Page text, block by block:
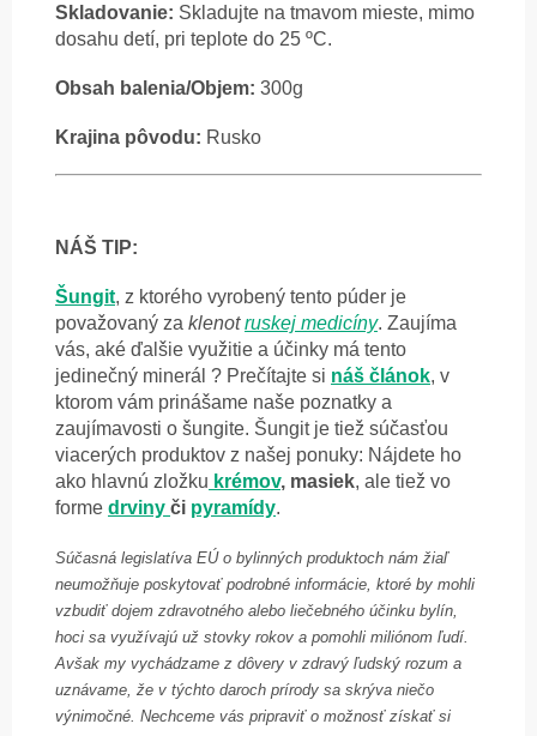
Skladovanie: Skladujte na tmavom mieste, mimo
dosahu detí, pri teplote do 25 ºC.
Obsah balenia/Objem: 300g
Krajina pôvodu: Rusko
NÁŠ TIP:
Šungit, z ktorého vyrobený tento púder je
považovaný za klenotruskej medicíny. Zaujíma
vás, aké ďalšie využitie a účinky má tento
jedinečný minerál ? Prečítajte si náš článok, v
ktorom vám prinášame naše poznatky a
zaujímavosti o šungite. Šungit je tiež súčasťou
viacerých produktov z našej ponuky: Nájdete ho
ako hlavnú zložku krémov, masiek, ale tiež vo
forme drviny či pyramídy.
Súčasná legislatíva EÚ o bylinných produktoch nám žiaľ
neumožňuje poskytovať podrobné informácie, ktoré by mohli
vzbudiť dojem zdravotného alebo liečebného účinku bylín,
hoci sa využívajú už stovky rokov a pomohli miliónom ľudí.
Avšak my vychádzame z dôvery v zdravý ľudský rozum a
uznávame, že v týchto daroch prírody sa skrýva niečo
výnimočné. Nechceme vás pripraviť o možnosť získať si